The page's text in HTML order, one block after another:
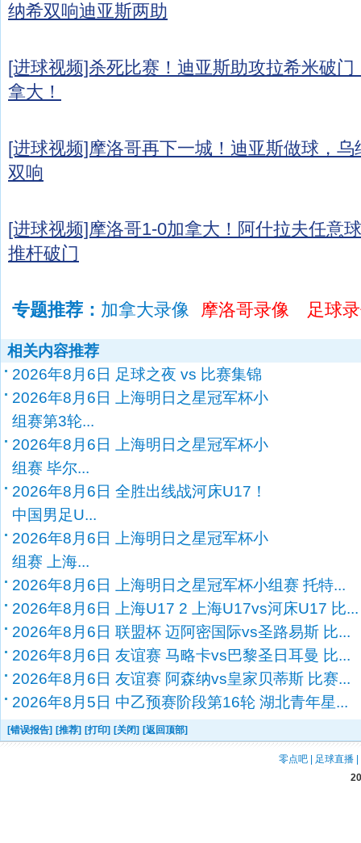
纳希双响迪亚斯两助
[进球视频]杀死比赛！迪亚斯助攻拉希米破
拿大！
[进球视频]摩洛哥再下一城！迪亚斯做球，
双响
[进球视频]摩洛哥1-0加拿大！阿什拉夫任意
推杆破门
专题推荐： 加拿大录像 摩洛哥录像 足球
相关内容推荐
2026年8月6日 足球之夜 vs 比赛集锦
2026年8月6日 上海明日之星冠军杯小
组赛第3轮...
2026年8月6日 上海明日之星冠军杯小
组赛 毕尔...
2026年8月6日 全胜出线战河床U17！
中国男足U...
2026年8月6日 上海明日之星冠军杯小
组赛 上海...
2026年8月6日 上海明日之星冠军杯小组赛 托特...
2026年8月6日 上海U17 2 上海U17vs河床U17 比...
2026年8月6日 联盟杯 迈阿密国际vs圣路易斯 比...
2026年8月6日 友谊赛 马略卡vs巴黎圣日耳曼 比...
2026年8月6日 友谊赛 阿森纳vs皇家贝蒂斯 比赛...
2026年8月5日 中乙预赛阶段第16轮 湖北青年星...
[错误报告] [推荐] [打印] [关闭] [返回顶部]
零点吧 | 足球直播 |